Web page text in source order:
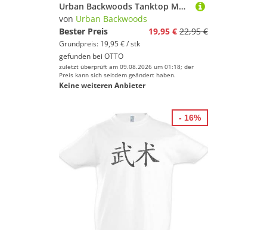
Urban Backwoods Tanktop Muay Thai Fighter Ärmelloses Damen T-Shirt Martial Arts Kämpfer Thailand Kampfsport Kickboxen Kickboxing
von Urban Backwoods
Bester Preis
19,95 € 22,95 €
Grundpreis: 19,95 € / stk
gefunden bei OTTO
zuletzt überprüft am 09.08.2026 um 01:18; der
Preis kann sich seitdem geändert haben.
Keine weiteren Anbieter
- 16%